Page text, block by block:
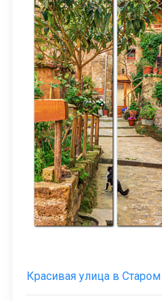
Красивая улица в